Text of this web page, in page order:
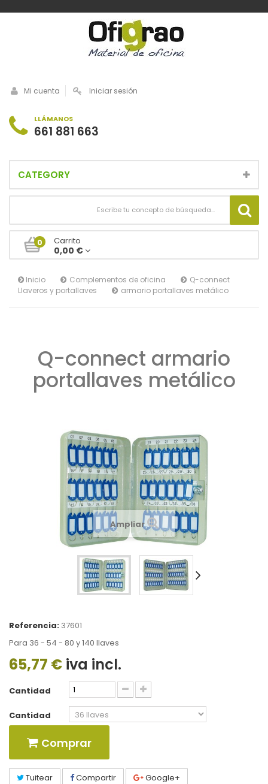
Mi cuenta Iniciar sesión
LLÁMANOS
661 881 663
CATEGORY
0 Carrito
0,00 €
Inicio
Complementos de oficina
Llaveros y portallaves
Q-connect
armario portallaves metálico
Q-connect armario
portallaves metálico
Ampliar
Referencia: 37601
Para 36 - 54 - 80 y 140 llaves
65,77 € iva incl.
Cantidad
Cantidad
Comprar
Tuitear Compartir Google+